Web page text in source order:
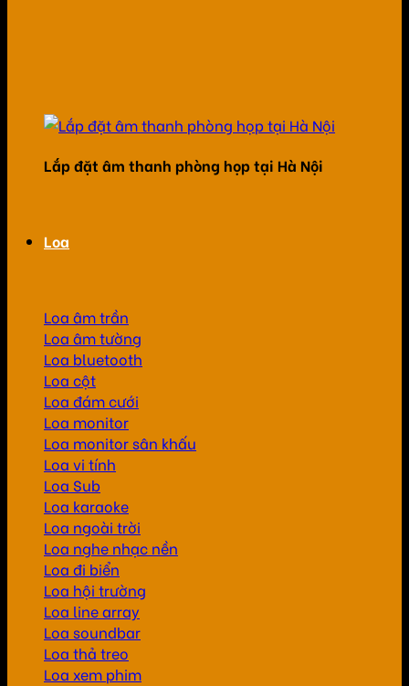
Lắp đặt âm thanh phòng họp tại Hà Nội
Loa
Loa âm trần
Loa âm tường
Loa bluetooth
Loa cột
Loa đám cưới
Loa monitor
Loa monitor sân khấu
Loa vi tính
Loa Sub
Loa karaoke
Loa ngoài trời
Loa nghe nhạc nền
Loa đi biển
Loa hội trường
Loa line array
Loa soundbar
Loa thả treo
Loa xem phim